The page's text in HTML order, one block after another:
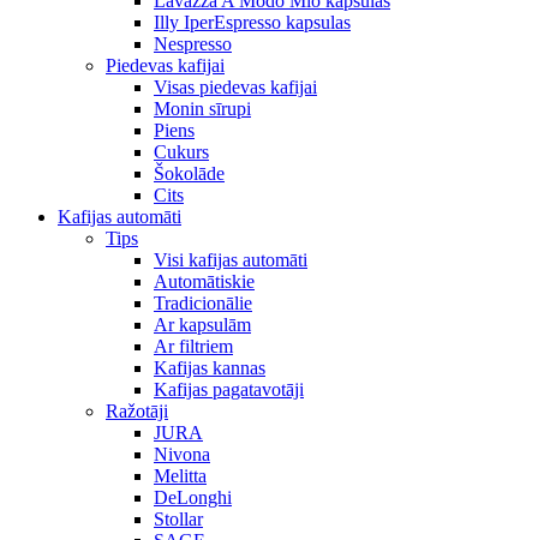
Illy IperEspresso kapsulas
Nespresso
Piedevas kafijai
Visas piedevas kafijai
Monin sīrupi
Piens
Cukurs
Šokolāde
Cits
Kafijas automāti
Tips
Visi kafijas automāti
Automātiskie
Tradicionālie
Ar kapsulām
Ar filtriem
Kafijas kannas
Kafijas pagatavotāji
Ražotāji
JURA
Nivona
Melitta
DeLonghi
Stollar